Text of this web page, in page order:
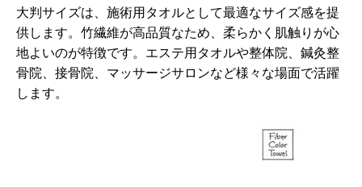
大判サイズは、施術用タオルとして最適なサイズ感を提
供します。竹繊維が高品質なため、柔らかく肌触りが心
地よいのが特徴です。エステ用タオルや整体院、鍼灸整
骨院、接骨院、マッサージサロンなど様々な場面で活躍
します。